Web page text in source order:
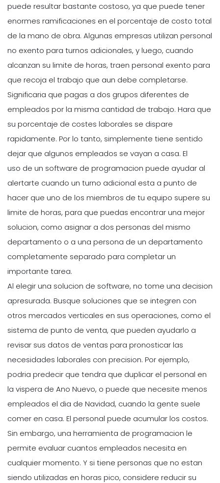
puede resultar bastante costoso, ya que puede tener
enormes ramificaciones en el porcentaje de costo total
de la mano de obra. Algunas empresas utilizan personal
no exento para turnos adicionales, y luego, cuando
alcanzan su limite de horas, traen personal exento para
que recoja el trabajo que aun debe completarse.
Significaria que pagas a dos grupos diferentes de
empleados por la misma cantidad de trabajo. Hara que
su porcentaje de costes laborales se dispare
rapidamente. Por lo tanto, simplemente tiene sentido
dejar que algunos empleados se vayan a casa. El
uso de un software de programacion puede ayudar al
alertarte cuando un turno adicional esta a punto de
hacer que uno de los miembros de tu equipo supere su
limite de horas, para que puedas encontrar una mejor
solucion, como asignar a dos personas del mismo
departamento o a una persona de un departamento
completamente separado para completar un
importante tarea.
Al elegir una solucion de software, no tome una decision
apresurada. Busque soluciones que se integren con
otros mercados verticales en sus operaciones, como el
sistema de punto de venta, que pueden ayudarlo a
revisar sus datos de ventas para pronosticar las
necesidades laborales con precision. Por ejemplo,
podria predecir que tendra que duplicar el personal en
la vispera de Ano Nuevo, o puede que necesite menos
empleados el dia de Navidad, cuando la gente suele
comer en casa. El personal puede acumular los costos.
Sin embargo, una herramienta de programacion le
permite evaluar cuantos empleados necesita en
cualquier momento. Y si tiene personas que no estan
siendo utilizadas en horas pico, considere reducir su